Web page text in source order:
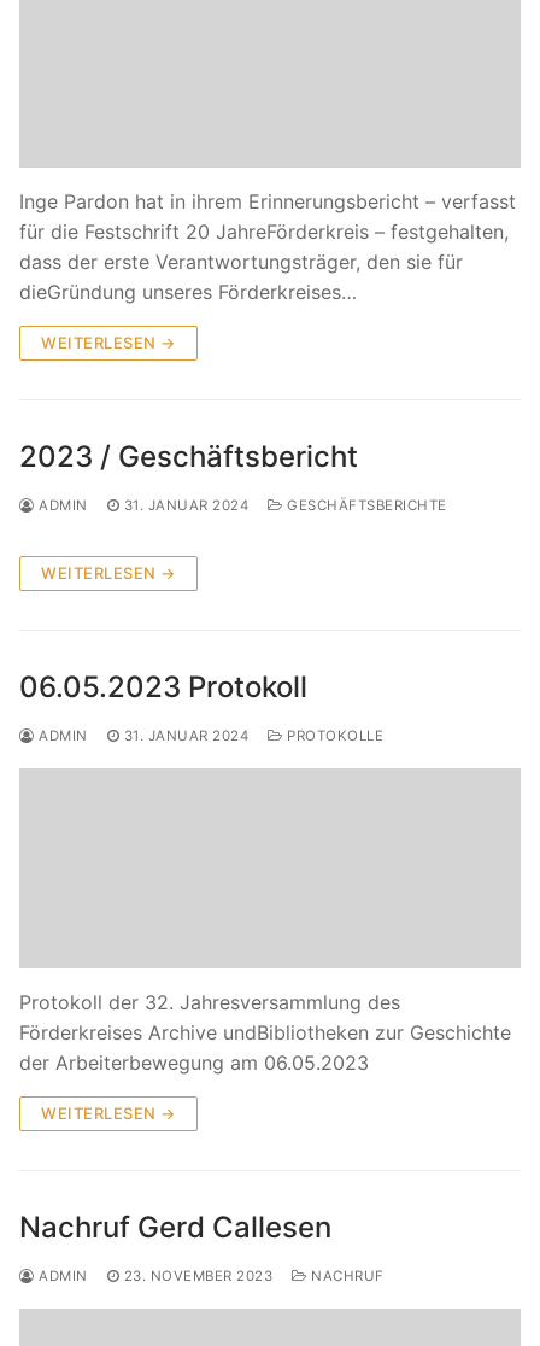
Inge Pardon hat in ihrem Erinnerungsbericht – verfasst
für die Festschrift 20 JahreFörderkreis – festgehalten,
dass der erste Verantwortungsträger, den sie für
dieGründung unseres Förderkreises…
WEITERLESEN →
2023 / Geschäftsbericht
ADMIN 31. JANUAR 2024 GESCHÄFTSBERICHTE
WEITERLESEN →
06.05.2023 Protokoll
ADMIN 31. JANUAR 2024 PROTOKOLLE
Protokoll der 32. Jahresversammlung des
Förderkreises Archive undBibliotheken zur Geschichte
der Arbeiterbewegung am 06.05.2023
WEITERLESEN →
Nachruf Gerd Callesen
ADMIN 23. NOVEMBER 2023 NACHRUF